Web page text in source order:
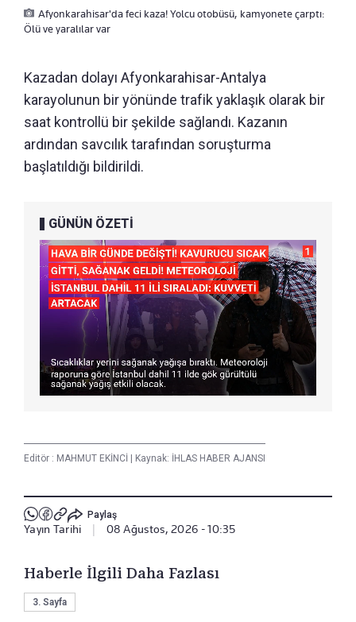
Afyonkarahisar'da feci kaza! Yolcu otobüsü, kamyonete çarptı:
Ölü ve yaralılar var
Kazadan dolayı Afyonkarahisar-Antalya
karayolunun bir yönünde trafik yaklaşık olarak bir
saat kontrollü bir şekilde sağlandı. Kazanın
ardından savcılık tarafından soruşturma
başlatıldığı bildirildi.
GÜNÜN ÖZETİ
Editör : MAHMUT EKİNCİ | Kaynak: İHLAS HABER AJANSI
Paylaş
Yayın Tarihi 08 Ağustos, 2026 - 10:35
Haberle İlgili Daha Fazlası
3. Sayfa